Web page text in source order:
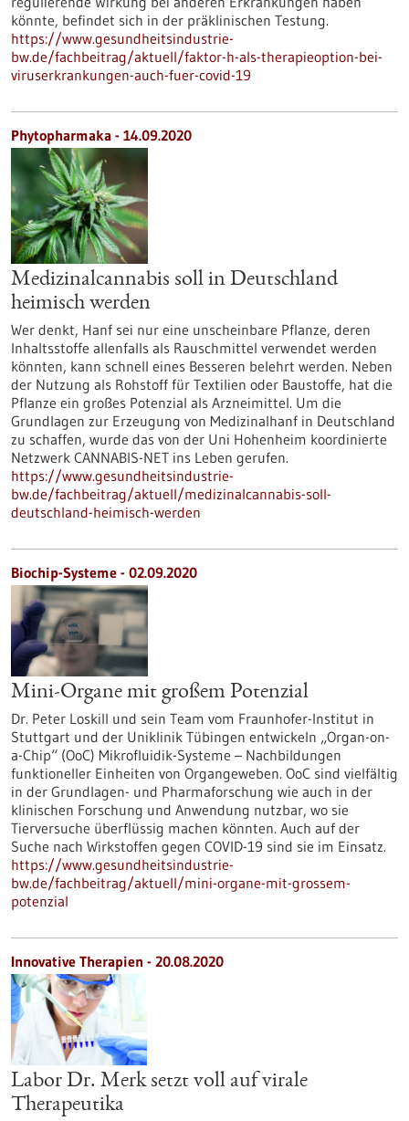
könnte, befindet sich in der präklinischen Testung.
https://www.gesundheitsindustrie-
bw.de/fachbeitrag/aktuell/faktor-h-als-therapieoption-bei-
viruserkrankungen-auch-fuer-covid-19
Phytopharmaka - 14.09.2020
Medizinalcannabis soll in Deutschland
heimisch werden
Wer denkt, Hanf sei nur eine unscheinbare Pflanze, deren
Inhaltsstoffe allenfalls als Rauschmittel verwendet werden
könnten, kann schnell eines Besseren belehrt werden. Neben
der Nutzung als Rohstoff für Textilien oder Baustoffe, hat die
Pflanze ein großes Potenzial als Arzneimittel. Um die
Grundlagen zur Erzeugung von Medizinalhanf in Deutschland
zu schaffen, wurde das von der Uni Hohenheim koordinierte
Netzwerk CANNABIS-NET ins Leben gerufen.
https://www.gesundheitsindustrie-
bw.de/fachbeitrag/aktuell/medizinalcannabis-soll-
deutschland-heimisch-werden
Biochip-Systeme - 02.09.2020
Mini-Organe mit großem Potenzial
Dr. Peter Loskill und sein Team vom Fraunhofer-Institut in
Stuttgart und der Uniklinik Tübingen entwickeln „Organ-on-
a-Chip“ (OoC) Mikrofluidik-Systeme – Nachbildungen
funktioneller Einheiten von Organgeweben. OoC sind vielfältig
in der Grundlagen- und Pharmaforschung wie auch in der
klinischen Forschung und Anwendung nutzbar, wo sie
Tierversuche überflüssig machen könnten. Auch auf der
Suche nach Wirkstoffen gegen COVID-19 sind sie im Einsatz.
https://www.gesundheitsindustrie-
bw.de/fachbeitrag/aktuell/mini-organe-mit-grossem-
potenzial
Innovative Therapien - 20.08.2020
Labor Dr. Merk setzt voll auf virale
Therapeutika